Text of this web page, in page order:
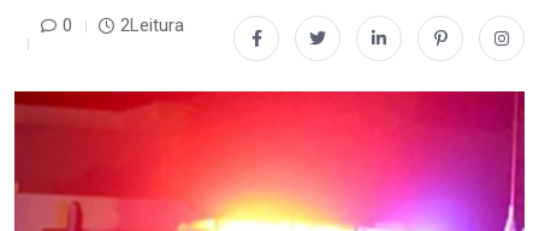
0 2Leitura